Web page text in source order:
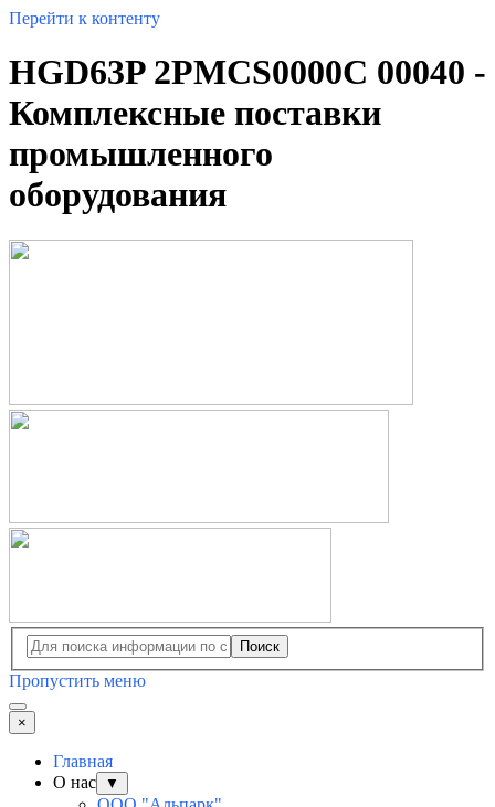
Перейти к контенту
HGD63P 2PMCS0000C 00040 -
Комплексные поставки
промышленного
оборудования
Поиск
Пропустить меню
×
Главная
О нас
▼